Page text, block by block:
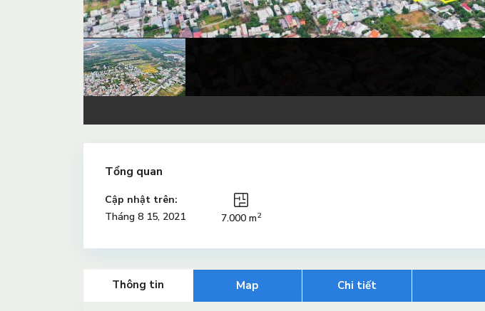
Tổng quan
Cập nhật trên:
Tháng 8 15, 2021
7.000 m2
Thông tin Map Chi tiết